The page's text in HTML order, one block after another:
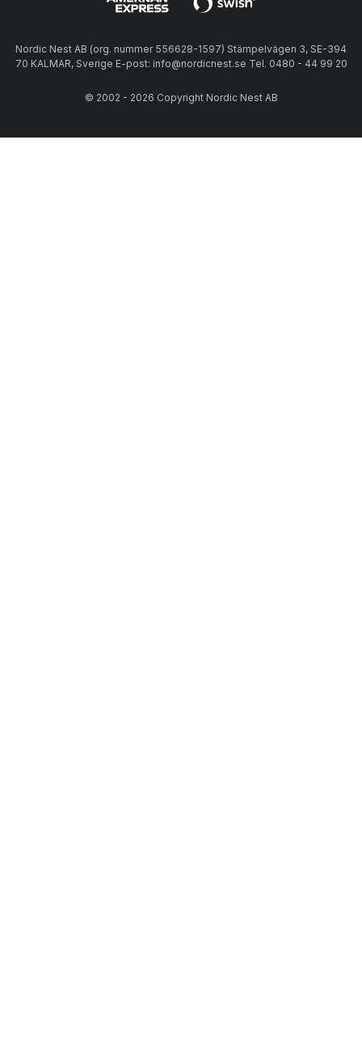
Nordic Nest AB (org. nummer 556628-1597) Stämpelvägen 3, SE-394
70 KALMAR, Sverige E-post: info@nordicnest.se Tel. 0480 - 44 99 20
© 2002 - 2026 Copyright Nordic Nest AB